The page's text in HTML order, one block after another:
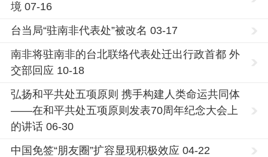
境 07-16
台当局“驻南非代表处”被改名 03-17
南非将驻南非的台北联络代表处迁出行政首都 外
交部回应 10-18
弘扬和平共处五项原则 携手构建人类命运共同体
——在和平共处五项原则发表70周年纪念大会上
的讲话 06-30
中国免签“朋友圈”扩容显现积极效应 04-22